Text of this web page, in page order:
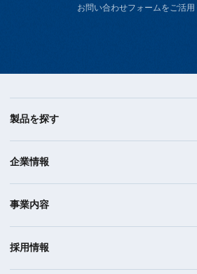
お問い合わせフォームをご活用
製品を探す
企業情報
事業内容
採用情報